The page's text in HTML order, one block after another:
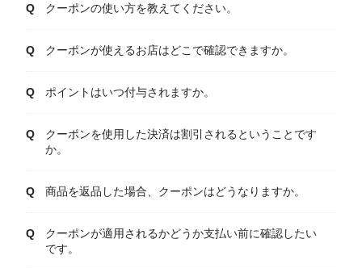
クーポンの使い方を教えてください。
クーポンが使えるお店はどこで確認できますか。
ポイントはいつ付与されますか。
クーポンを使用した決済は割引されるということです
か。
商品を返品した場合、クーポンはどうなりますか。
クーポンが適用されるかどうか支払い前に確認したい
です。